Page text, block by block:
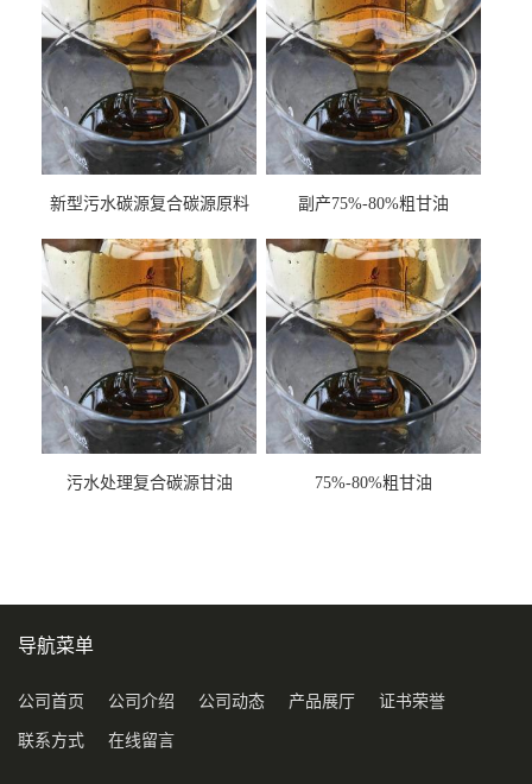
新型污水碳源复合碳源原料
副产75%-80%粗甘油
污水处理复合碳源甘油
75%-80%粗甘油
导航菜单
公司首页 公司介绍 公司动态 产品展厅 证书荣誉
联系方式 在线留言